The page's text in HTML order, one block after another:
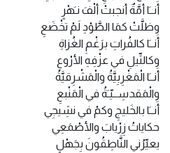
أَنــَا أمَّةٌ أنجبتْ ألْفَ نـَهْرٍ
وظلَّتْ كمَا الطَّوْدِ لَمْ تخْضَعِ
أَنــَا كالفُراتِ برَغْمِ الغُزاةِ
وكالنِّيلِ في عزْفِهِ الأرْوعِ
أَنــَا الْمَغْرِبِيَّةُ والْمَشْرِقيَّةُ
والْمَقدسِــيّـَةُ في الْمَنْبعِ
أَنــَا بالخَليجِ وكمْ في نشِيجِي
حكاياتُ زِرْيابَ والأصْمَعِي
يعيِّرُني النَّاطِقُونَ بِجَهْلٍ